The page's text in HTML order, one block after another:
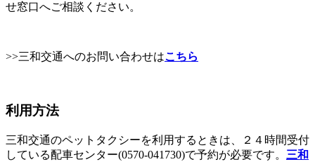
せ窓口へご相談ください。
>>三和交通へのお問い合わせはこちら
利用方法
三和交通のペットタクシーを利用するときは、２４時間受付
している配車センター(0570-041730)で予約が必要です。 三和